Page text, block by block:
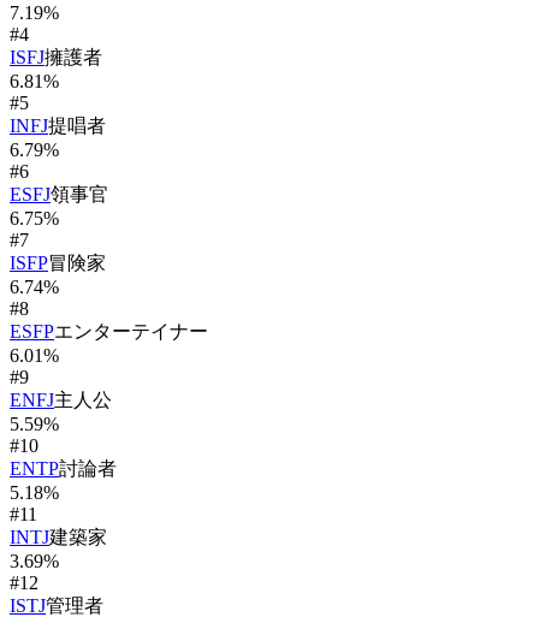
7.19%
#4
ISFJ擁護者
6.81%
#5
INFJ提唱者
6.79%
#6
ESFJ領事官
6.75%
#7
ISFP冒険家
6.74%
#8
ESFPエンターテイナー
6.01%
#9
ENFJ主人公
5.59%
#10
ENTP討論者
5.18%
#11
INTJ建築家
3.69%
#12
ISTJ管理者